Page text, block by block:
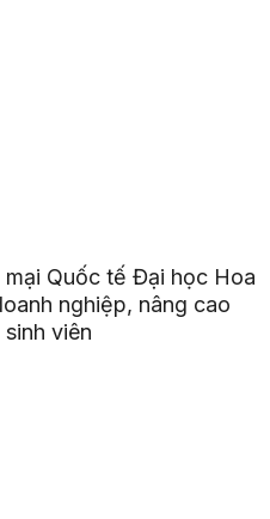
Quốc tế Đại học Hoa
nghiệp, nâng cao
viên